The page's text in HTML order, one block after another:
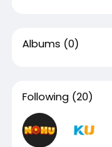
Albums (0)
Following (20)